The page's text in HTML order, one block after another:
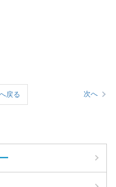
戻る 次へ